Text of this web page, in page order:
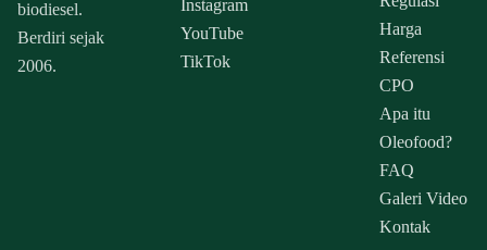
biodiesel.
Berdiri sejak
2006.
Instagram
YouTube
TikTok
Harga
Referensi
CPO
Apa itu
Oleofood?
FAQ
Galeri Video
Kontak